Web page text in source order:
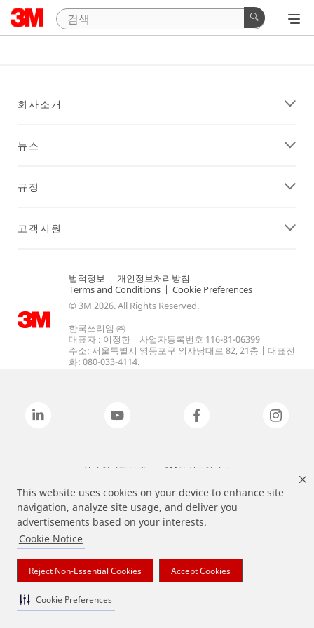
This website uses cookies on your device to enhance site
navigation, analyze site usage, and deliver you
advertisements based on your interests.
Cookie Notice
Reject Non-Essential Cookies Accept Cookies
Cookie Preferences
회사소개
뉴스
규정
고객지원
법적정보 | 개인정보처리방침 |
Terms and Conditions | Cookie Preferences
© 3M 2026. All Rights Reserved.
한국쓰리엠 ㈜
대표자 : 이정한 | 사업자등록번호 116-81-06399
주소: 서울특별시 영등포구 의사당대로 82, 21층 | 대표전
화: 080-033-4114.
상기 열거된 브랜드는 3M의 상표입니다.